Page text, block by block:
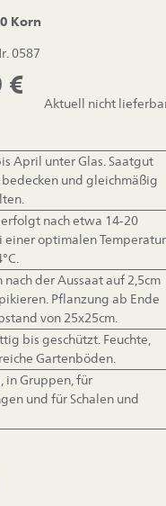
Korn
0587
€
Aktuell nicht
April unter Glas. Saatgut
und gleichmäßig
nach etwa 14-20
einer optimalen Temperatur
nach der Aussaat auf 2,5cm
Pflanzung ab Ende
von 25x25cm.
bis geschützt. Feuchte,
Gartenböden.
in Gruppen, für
und für Schalen und